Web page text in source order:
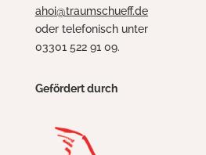
ahoi@traumschueff.de
oder telefonisch unter
03301 522 91 09.
Gefördert durch